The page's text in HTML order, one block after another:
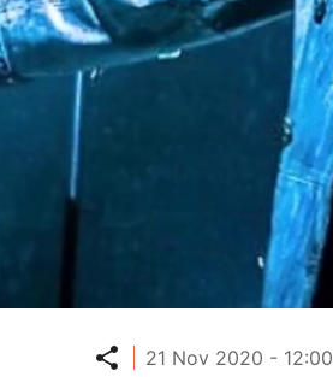
Partager
21 Nov 2020 - 12:00